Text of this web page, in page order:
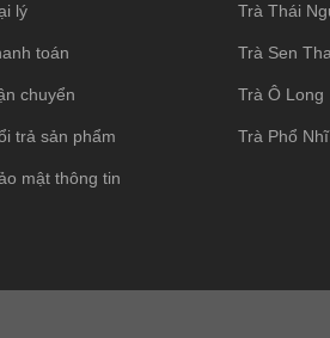
lý
toán
chuyển
trả sản phẩm
mật thông tin
Trà Thái
Trà Sen
Trà Ô Long
Trà Phổ Nhĩ